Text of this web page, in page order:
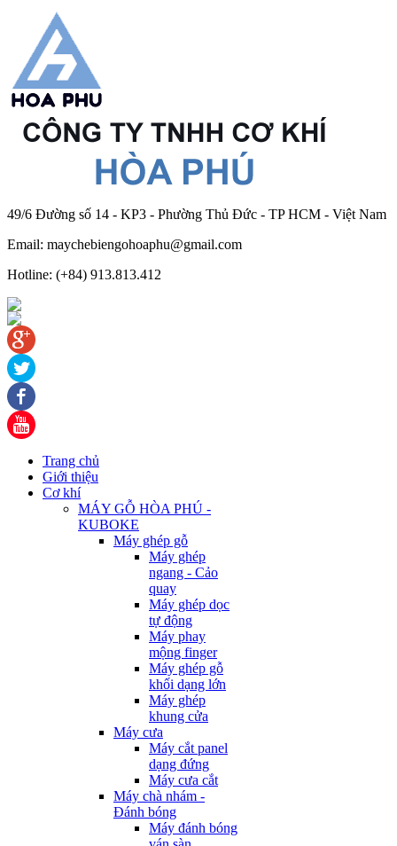
49/6 Đường số 14 - KP3 - Phường Thủ Đức - TP HCM - Việt Nam
Email: maychebiengohoaphu@gmail.com
Hotline: (+84) 913.813.412
Trang chủ
Giới thiệu
Cơ khí
MÁY GỖ HÒA PHÚ -
KUBOKE
Máy ghép gỗ
Máy ghép
ngang - Cảo
quay
Máy ghép dọc
tự động
Máy phay
mộng finger
Máy ghép gỗ
khối dạng lớn
Máy ghép
khung cửa
Máy cưa
Máy cắt panel
dạng đứng
Máy cưa cắt
Máy chà nhám -
Đánh bóng
Máy đánh bóng